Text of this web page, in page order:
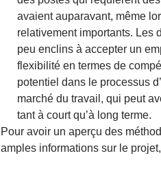
avaient auparavant, même
relativement importants. Les
peu enclins à accepter un
flexibilité en termes de
potentiel dans le processus
marché du travail, qui peut
tant à court qu’à long terme.
Pour avoir un aperçu des
amples informations sur le